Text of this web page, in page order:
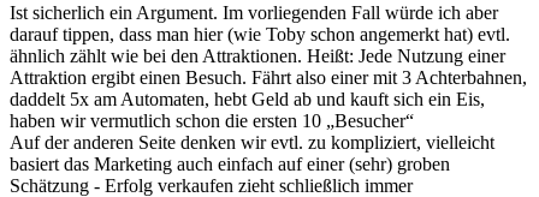
Ist sicherlich ein Argument. Im vorliegenden Fall würde ich aber
darauf tippen, dass man hier (wie Toby schon angemerkt hat) evtl.
ähnlich zählt wie bei den Attraktionen. Heißt: Jede Nutzung einer
Attraktion ergibt einen Besuch. Fährt also einer mit 3 Achterbahnen,
daddelt 5x am Automaten, hebt Geld ab und kauft sich ein Eis,
haben wir vermutlich schon die ersten 10 „Besucher“
Auf der anderen Seite denken wir evtl. zu kompliziert, vielleicht
basiert das Marketing auch einfach auf einer (sehr) groben
Schätzung - Erfolg verkaufen zieht schließlich immer